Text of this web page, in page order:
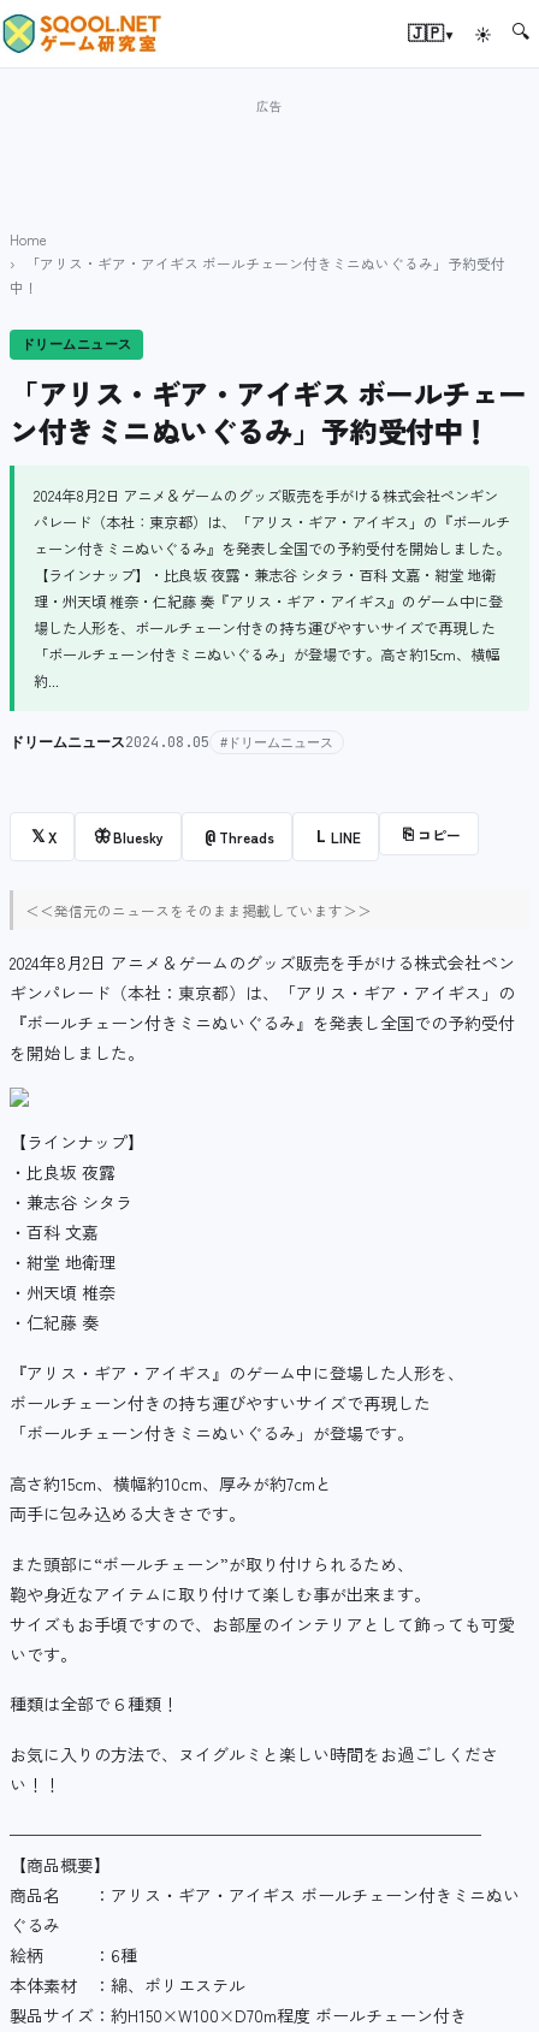
🇯🇵▾ ☀ 🔍
Home
「アリス・ギア・アイギス ボールチェーン付きミニぬいぐるみ」予約受付
中！
ドリームニュース
「アリス・ギア・アイギス ボールチェー
ン付きミニぬいぐるみ」予約受付中！
2024年8月2日 アニメ＆ゲームのグッズ販売を手がける株式会社ペンギン
パレード（本社：東京都）は、「アリス・ギア・アイギス」の『ボールチ
ェーン付きミニぬいぐるみ』を発表し全国での予約受付を開始しました。
【ラインナップ】・比良坂 夜露・兼志谷 シタラ・百科 文嘉・紺堂 地衛
理・州天頃 椎奈・仁紀藤 奏『アリス・ギア・アイギス』のゲーム中に登
場した人形を、ボールチェーン付きの持ち運びやすいサイズで再現した
「ボールチェーン付きミニぬいぐるみ」が登場です。高さ約15cm、横幅
約...
ドリームニュース2024.08.05 #ドリームニュース
𝕏X 🦋Bluesky @ Threads L LINE ⎘ コピー
＜＜発信元のニュースをそのまま掲載しています＞＞
2024年8月2日 アニメ＆ゲームのグッズ販売を手がける株式会社ペン
ギンパレード（本社：東京都）は、「アリス・ギア・アイギス」の
『ボールチェーン付きミニぬいぐるみ』を発表し全国での予約受付
を開始しました。
【ラインナップ】
・比良坂 夜露
・兼志谷 シタラ
・百科 文嘉
・紺堂 地衛理
・州天頃 椎奈
・仁紀藤 奏
『アリス・ギア・アイギス』のゲーム中に登場した人形を、
ボールチェーン付きの持ち運びやすいサイズで再現した
「ボールチェーン付きミニぬいぐるみ」が登場です。
高さ約15cm、横幅約10cm、厚みが約7cmと
両手に包み込める大きさです。
また頭部に“ボールチェーン”が取り付けられるため、
鞄や身近なアイテムに取り付けて楽しむ事が出来ます。
サイズもお手頃ですので、お部屋のインテリアとして飾っても可愛
いです。
種類は全部で６種類！
お気に入りの方法で、ヌイグルミと楽しい時間をお過ごしくださ
い！！
————————————————————————————
【商品概要】
商品名 ：アリス・ギア・アイギス ボールチェーン付きミニぬい
ぐるみ
絵柄 ：6種
本体素材 ：綿、ポリエステル
製品サイズ：約H150×W100×D70m程度 ボールチェーン付き